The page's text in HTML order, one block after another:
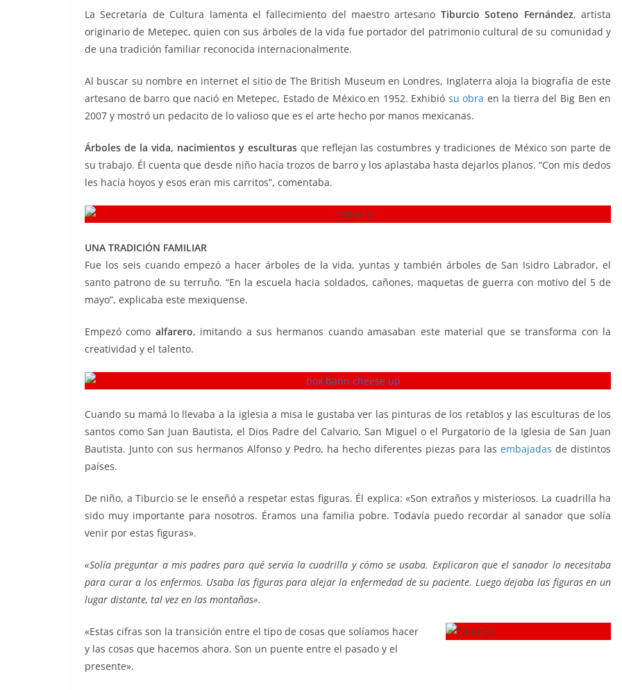
o
o
k
p
p
n
k
m
La Secretaría de Cultura lamenta el fallecimiento del maestro artesano Tiburcio Soteno Fernández, artista
originario de Metepec, quien con sus árboles de la vida fue portador del patrimonio cultural de su comunidad y
de una tradición familiar reconocida internacionalmente.
Al buscar su nombre en internet el sitio de The British Museum en Londres, Inglaterra aloja la biografía de este
artesano de barro que nació en Metepec, Estado de México en 1952. Exhibió su obra en la tierra del Big Ben en
2007 y mostró un pedacito de lo valioso que es el arte hecho por manos mexicanas.
Árboles de la vida, nacimientos y esculturasque reflejan las costumbres y tradiciones de México son parte de
su trabajo. Él cuenta que desde niño hacía trozos de barro y los aplastaba hasta dejarlos planos. “Con mis dedos
les hacía hoyos y esos eran mis carritos”, comentaba.
UNA TRADICIÓN FAMILIAR
Fue los seis cuando empezó a hacer árboles de la vida, yuntas y también árboles de San Isidro Labrador, el
santo patrono de su terruño. “En la escuela hacia soldados, cañones, maquetas de guerra con motivo del 5 de
mayo”, explicaba este mexiquense.
Empezó como alfarero, imitando a sus hermanos cuando amasaban este material que se transforma con la
creatividad y el talento.
Cuando su mamá lo llevaba a la iglesia a misa le gustaba ver las pinturas de los retablos y las esculturas de los
santos como San Juan Bautista, el Dios Padre del Calvario, San Miguel o el Purgatorio de la Iglesia de San Juan
Bautista. Junto con sus hermanos Alfonso y Pedro, ha hecho diferentes piezas para las embajadas de distintos
países.
De niño, a Tiburcio se le enseñó a respetar estas figuras. Él explica: «Son extraños y misteriosos. La cuadrilla ha
sido muy importante para nosotros. Éramos una familia pobre. Todavía puedo recordar al sanador que solía
venir por estas figuras».
«Solía preguntar a mis padres para qué servía la cuadrilla y cómo se usaba. Explicaron que el sanador lo necesitaba
para curar a los enfermos. Usaba las figuras para alejar la enfermedad de su paciente. Luego dejaba las figuras en un
lugar distante, tal vez en las montañas».
«Estas cifras son la transición entre el tipo de cosas que solíamos hacer
y las cosas que hacemos ahora. Son un puente entre el pasado y el
presente».